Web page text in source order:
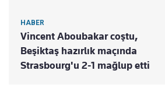
HABER
Vincent Aboubakar coştu,
Beşiktaş hazırlık maçında
Strasbourg'u 2-1 mağlup etti